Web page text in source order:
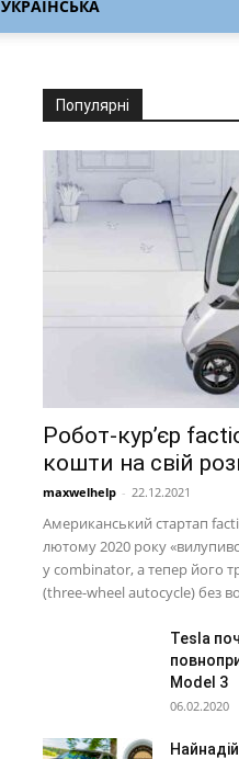
УКРАЇНСЬКА
Популярні
Робот-кур’єр
кошти на свій
maxwelhelp - 22.12.2021
Американський стартап
лютому 2020 року
y combinator, а тепер його
(three-wheel autocycle) без
Tesla
Model 3
06.02.2020